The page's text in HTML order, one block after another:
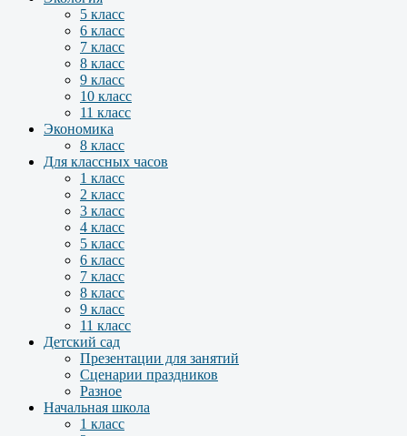
5 класс
6 класс
7 класс
8 класс
9 класс
10 класс
11 класс
Экономика
8 класс
Для классных часов
1 класс
2 класс
3 класс
4 класс
5 класс
6 класс
7 класс
8 класс
9 класс
11 класс
Детский сад
Презентации для занятий
Сценарии праздников
Разное
Начальная школа
1 класс